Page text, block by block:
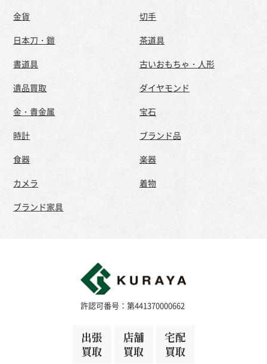
金貨
切手
日本刀・鎧
茶道具
書道具
古いおもちゃ・人形
遺品買取
ダイヤモンド
金・貴金属
宝石
時計
ブランド品
食器
楽器
カメラ
着物
ブランド家具
許認可番号：第441370000662
出張
買取
店舗
買取
宅配
買取